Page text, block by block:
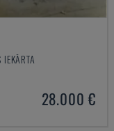
28.000 €